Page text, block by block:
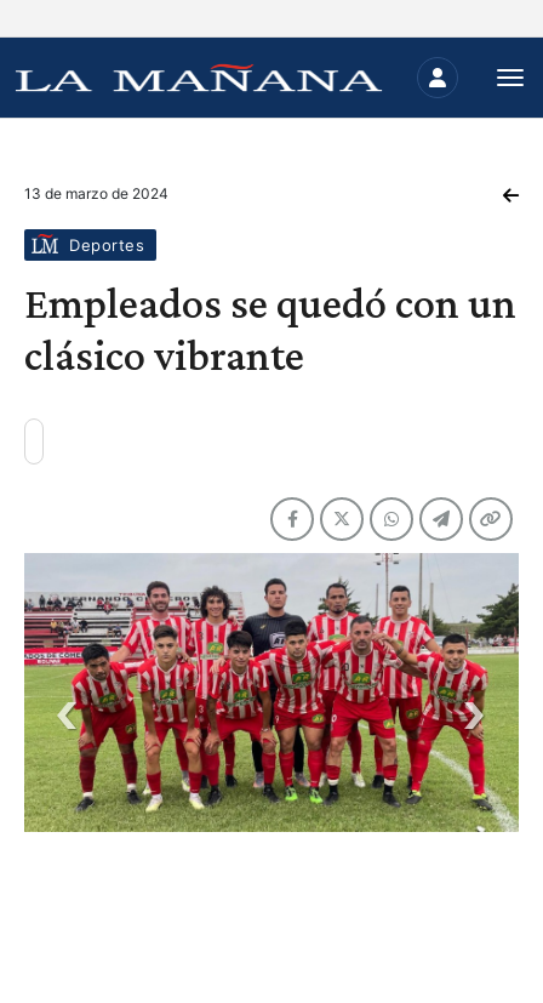
13 de marzo de 2024
Deportes
Empleados se quedó con un
clásico vibrante